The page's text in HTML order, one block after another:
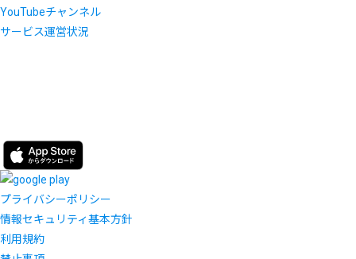
YouTubeチャンネル
サービス運営状況
プライバシーポリシー
情報セキュリティ基本方針
利用規約